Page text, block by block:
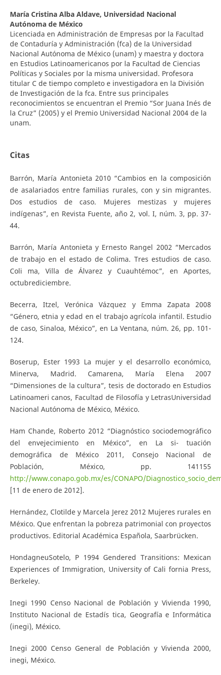
María Cristina Alba Aldave, Universidad Nacional
Autónoma de México
Licenciada en Administración de Empresas por la Facultad
de Contaduría y Administración (fca) de la Universidad
Nacional Autónoma de México (unam) y maestra y doctora
en Estudios Latinoamericanos por la Facultad de Ciencias
Políticas y Sociales por la misma universidad. Profesora
titular C de tiempo completo e investigadora en la División
de Investigación de la fca. Entre sus principales
reconocimientos se encuentran el Premio “Sor Juana Inés de
la Cruz” (2005) y el Premio Universidad Nacional 2004 de la
unam.
Citas
Barrón, María Antonieta 2010 “Cambios en la composición
de asalariados entre familias rurales, con y sin migrantes.
Dos estudios de caso. Mujeres mestizas y mujeres
indígenas”, en Revista Fuente, año 2, vol. I, núm. 3, pp. 37­
44.
Barrón, María Antonieta y Ernesto Rangel 2002 “Mercados
de trabajo en el estado de Colima. Tres estudios de caso.
Coli­ ma, Villa de Álvarez y Cuauhtémoc”, en Aportes,
octubre­diciembre.
Becerra, Itzel, Verónica Vázquez y Emma Zapata 2008
“Género, etnia y edad en el trabajo agrícola infantil. Estudio
de caso, Sinaloa, México”, en La Ventana, núm. 26, pp. 101­
124.
Boserup, Ester 1993 La mujer y el desarrollo económico,
Minerva, Madrid. Camarena, María Elena 2007
“Dimensiones de la cultura”, tesis de doctorado en Estudios
Latinoameri­ canos, Facultad de Filosofía y Letras­Universidad
Nacional Autónoma de México, México.
Ham Chande, Roberto 2012 “Diagnóstico socio­demográfico
del envejecimiento en México”, en La si- tuación
demográfica de México 2011, Consejo Nacional de
Población, México, pp. 141­155
http://www.conapo.gob.mx/es/CONAPO/
[11 de enero de 2012].
Hernández, Clotilde y Marcela Jerez 2012 Mujeres rurales en
México. Que enfrentan la pobreza patrimonial con proyectos
productivos. Editorial Académica Española, Saarbrücken.
Hondagneu­Sotelo, P 1994 Gendered Transitions: Mexican
Experiences of Immigration, University of Cali­ fornia Press,
Berkeley.
Inegi 1990 Censo Nacional de Población y Vivienda 1990,
Instituto Nacional de Estadís­ tica, Geografía e Informática
(inegi), México.
Inegi 2000 Censo General de Población y Vivienda 2000,
inegi, México.